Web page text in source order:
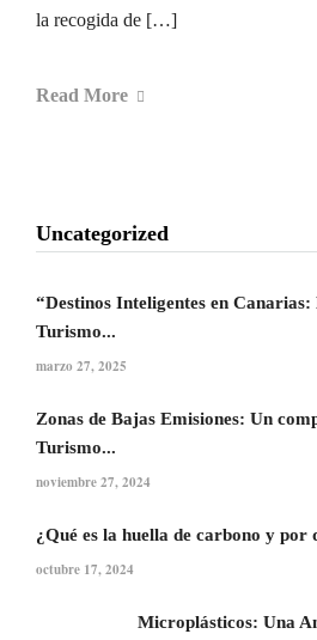
la recogida de […]
Read More
Uncategorized
“Destinos Inteligentes en
Turismo...
marzo 27, 2025
Zonas de Bajas Emisiones: Un
Turismo...
noviembre 27, 2024
¿Qué es la huella de carbono y por
octubre 17, 2024
Microplásticos: Una